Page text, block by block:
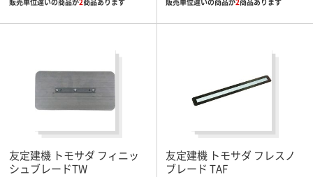
友定建機 トモサダ フィニッ
シュブレードTW
友定建機 トモサダ フレスノ
ブレード TAF